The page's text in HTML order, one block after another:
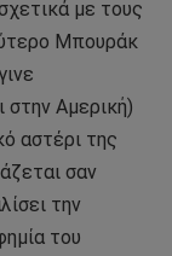
με τους
Μπουράκ
στην Αμερική)
αστέρι της
σαν
την
του